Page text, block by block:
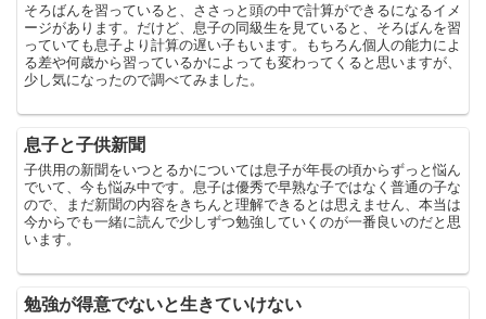
そろばんを習っていると、ささっと頭の中で計算ができるになるイメ
ージがあります。だけど、息子の同級生を見ていると、そろばんを習
っていても息子より計算の遅い子もいます。もちろん個人の能力によ
る差や何歳から習っているかによっても変わってくると思いますが、
少し気になったので調べてみました。
息子と子供新聞
子供用の新聞をいつとるかについては息子が年長の頃からずっと悩ん
でいて、今も悩み中です。息子は優秀で早熟な子ではなく普通の子な
ので、まだ新聞の内容をきちんと理解できるとは思えません、本当は
今からでも一緒に読んで少しずつ勉強していくのが一番良いのだと思
います。
勉強が得意でないと生きていけない